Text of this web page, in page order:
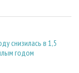
снизилась в 1,5
годом